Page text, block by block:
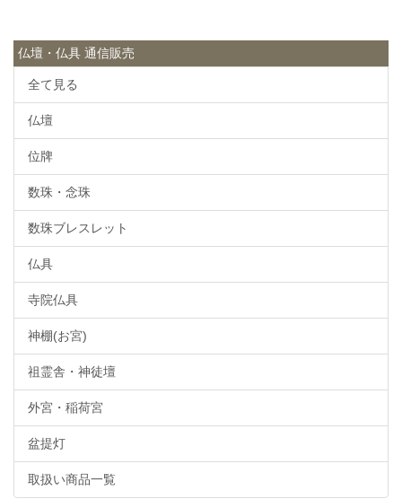
仏壇・仏具 通信販売
全て見る
仏壇
位牌
数珠・念珠
数珠ブレスレット
仏具
寺院仏具
神棚(お宮)
祖霊舎・神徒壇
外宮・稲荷宮
盆提灯
取扱い商品一覧